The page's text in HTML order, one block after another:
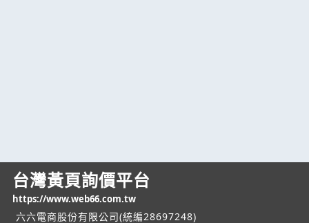
台灣黃頁詢價平台
https://www.web66.com.tw
六六電商股份有限公司(統編28697248)